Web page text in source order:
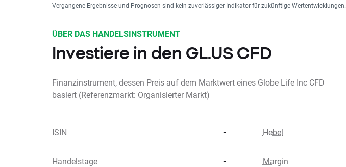
Vergangene Ergebnisse und Prognosen sind kein zuverlässiger Indikator für zukünftige Wertentwicklungen.
ÜBER DAS HANDELSINSTRUMENT
Investiere in den GL.US CFD
Finanzinstrument, dessen Preis auf dem Marktwert eines Globe Life Inc CFD
basiert (Referenzmarkt: Organisierter Markt)
ISIN - Hebel
Handelstage - Margin